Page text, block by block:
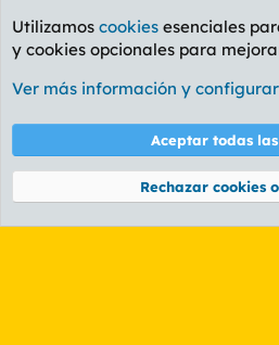
Foro General
Cookies
PL OLDSTYLE
Términos y reglas
Community platform by XenForo® © 2010-
Utilizamos cookies esenciales
y cookies opcionales para
Ver más información y
Aceptar todas
Rechazar cookies